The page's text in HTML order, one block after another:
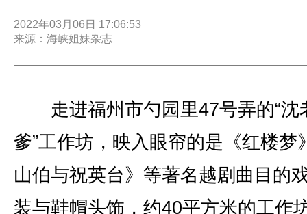
2022年03月06日 17:06:53
来源：海峡姐妹杂志
走进福州市勺园里47号弄的“沈
爹”工作坊，映入眼帘的是《红楼梦
山伯与祝英台》等著名越剧曲目的
装与鞋帽头饰，约40平方米的工作